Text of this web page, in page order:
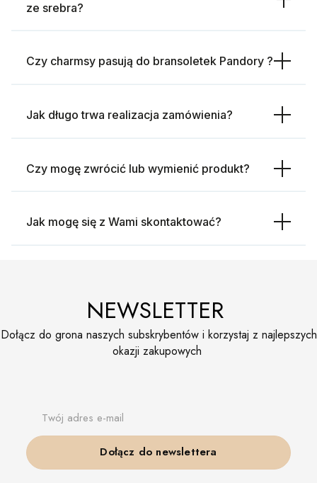
ze srebra?
Czy charmsy pasują do bransoletek Pandory ?
Jak długo trwa realizacja zamówienia?
Czy mogę zwrócić lub wymienić produkt?
Jak mogę się z Wami skontaktować?
NEWSLETTER
Dołącz do grona naszych subskrybentów i korzystaj z najlepszych
okazji zakupowych
Twój adres e-mail
Dołącz do newslettera